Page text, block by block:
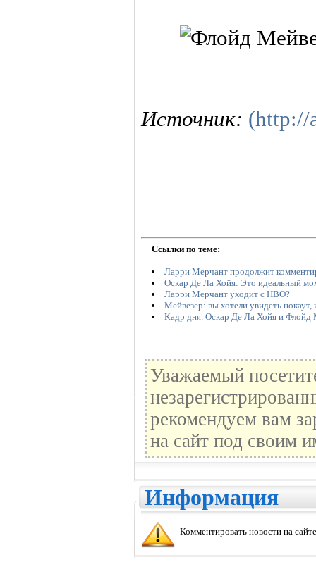
Источник: (http://
Ссылки по теме:
Ларри Мерчант продолжит
Оскар Де Ла Хойя: Это идеальный
Ларри Мерчант уходит с НВО?
Мейвезер: вы хотели увидеть нокаут,
Кадр дня. Оскар Де Ла Хойя и Флойд
Уважаемый
рекомендуем вам
на сайт под своим
Информация
Комментировать новости на